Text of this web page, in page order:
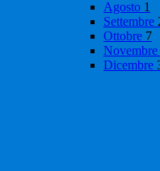
Agosto 1
Settembre
Ottobre 7
Novembre
Dicembre